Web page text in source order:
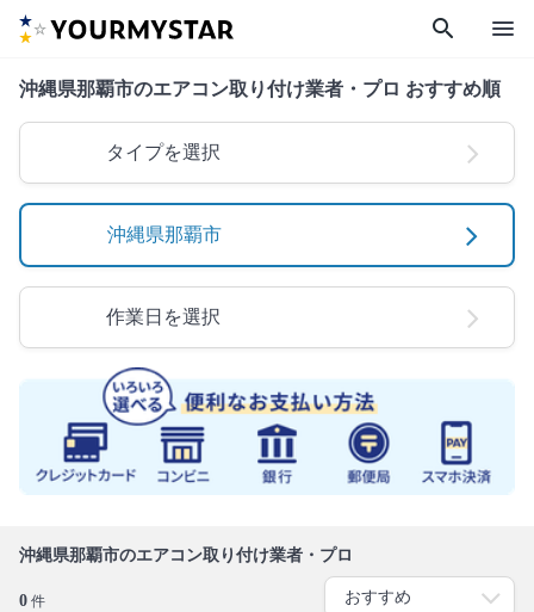
search menu
沖縄県那覇市のエアコン取り付け業者・プロ おすすめ順
タイプを選択
沖縄県那覇市
作業日を選択
沖縄県那覇市のエアコン取り付け業者・プロ
0 件